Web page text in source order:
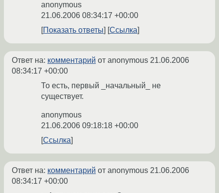
anonymous
21.06.2006 08:34:17 +00:00
Показать ответы
Ссылка
Ответ на: комментарий от anonymous 21.06.2006
08:34:17 +00:00
То есть, первый _начальный_ не
существует.
anonymous
21.06.2006 09:18:18 +00:00
Ссылка
Ответ на: комментарий от anonymous 21.06.2006
08:34:17 +00:00